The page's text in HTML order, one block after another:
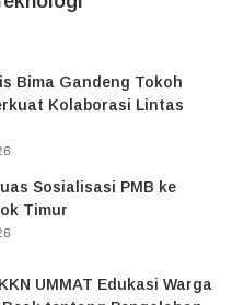
Bima Gandeng Tokoh
Kolaborasi Lintas
Sosialisasi PMB ke
Timur
UMMAT Edukasi Warga